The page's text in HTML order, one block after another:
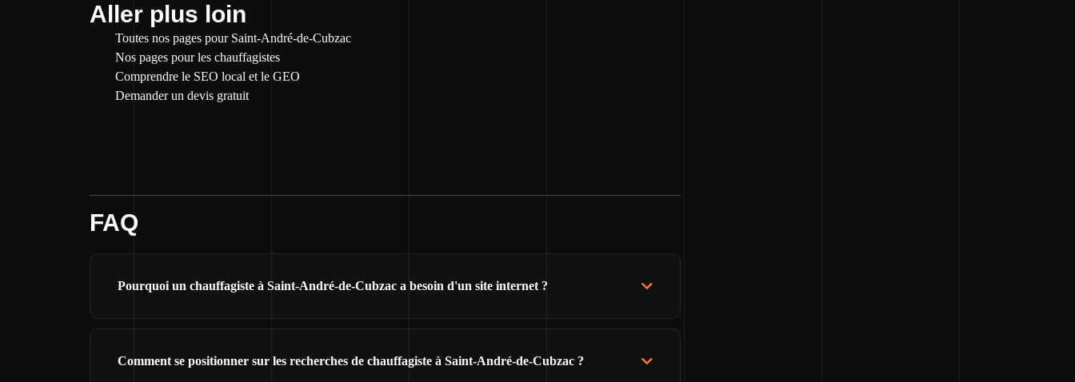
Aller plus loin
Toutes nos pages pour Saint-André-de-Cubzac
Nos pages pour les chauffagistes
Comprendre le SEO local et le GEO
Demander un devis gratuit
FAQ
Pourquoi un chauffagiste à Saint-André-de-Cubzac a besoin d'un site internet ?
Comment se positionner sur les recherches de chauffagiste à Saint-André-de-Cubzac ?